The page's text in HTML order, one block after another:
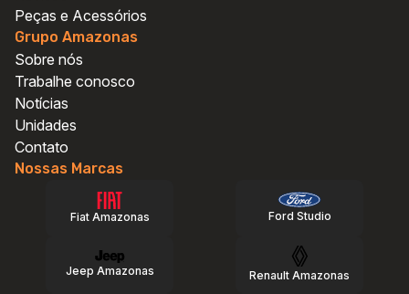
Vendas Fiat
Vendas Ford
Vendas Geely
Vendas Citroën
Vendas Peugeot
Vendas Renault
Vendas Fiat
Vendas Ford
Vendas Geely
Vendas Citroën
Vendas Peugeot
Vendas Renault
Peças e Acessórios
Grupo Amazonas
Sobre nós
Trabalhe conosco
Notícias
Unidades
Contato
Nossas Marcas
Fiat Amazonas
Jeep Amazonas
Ford Studio
Renault Amazonas